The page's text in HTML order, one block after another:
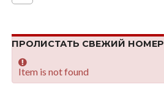
ПРОЛИСТАТЬ СВЕЖИЙ НОМЕР
Item is not found